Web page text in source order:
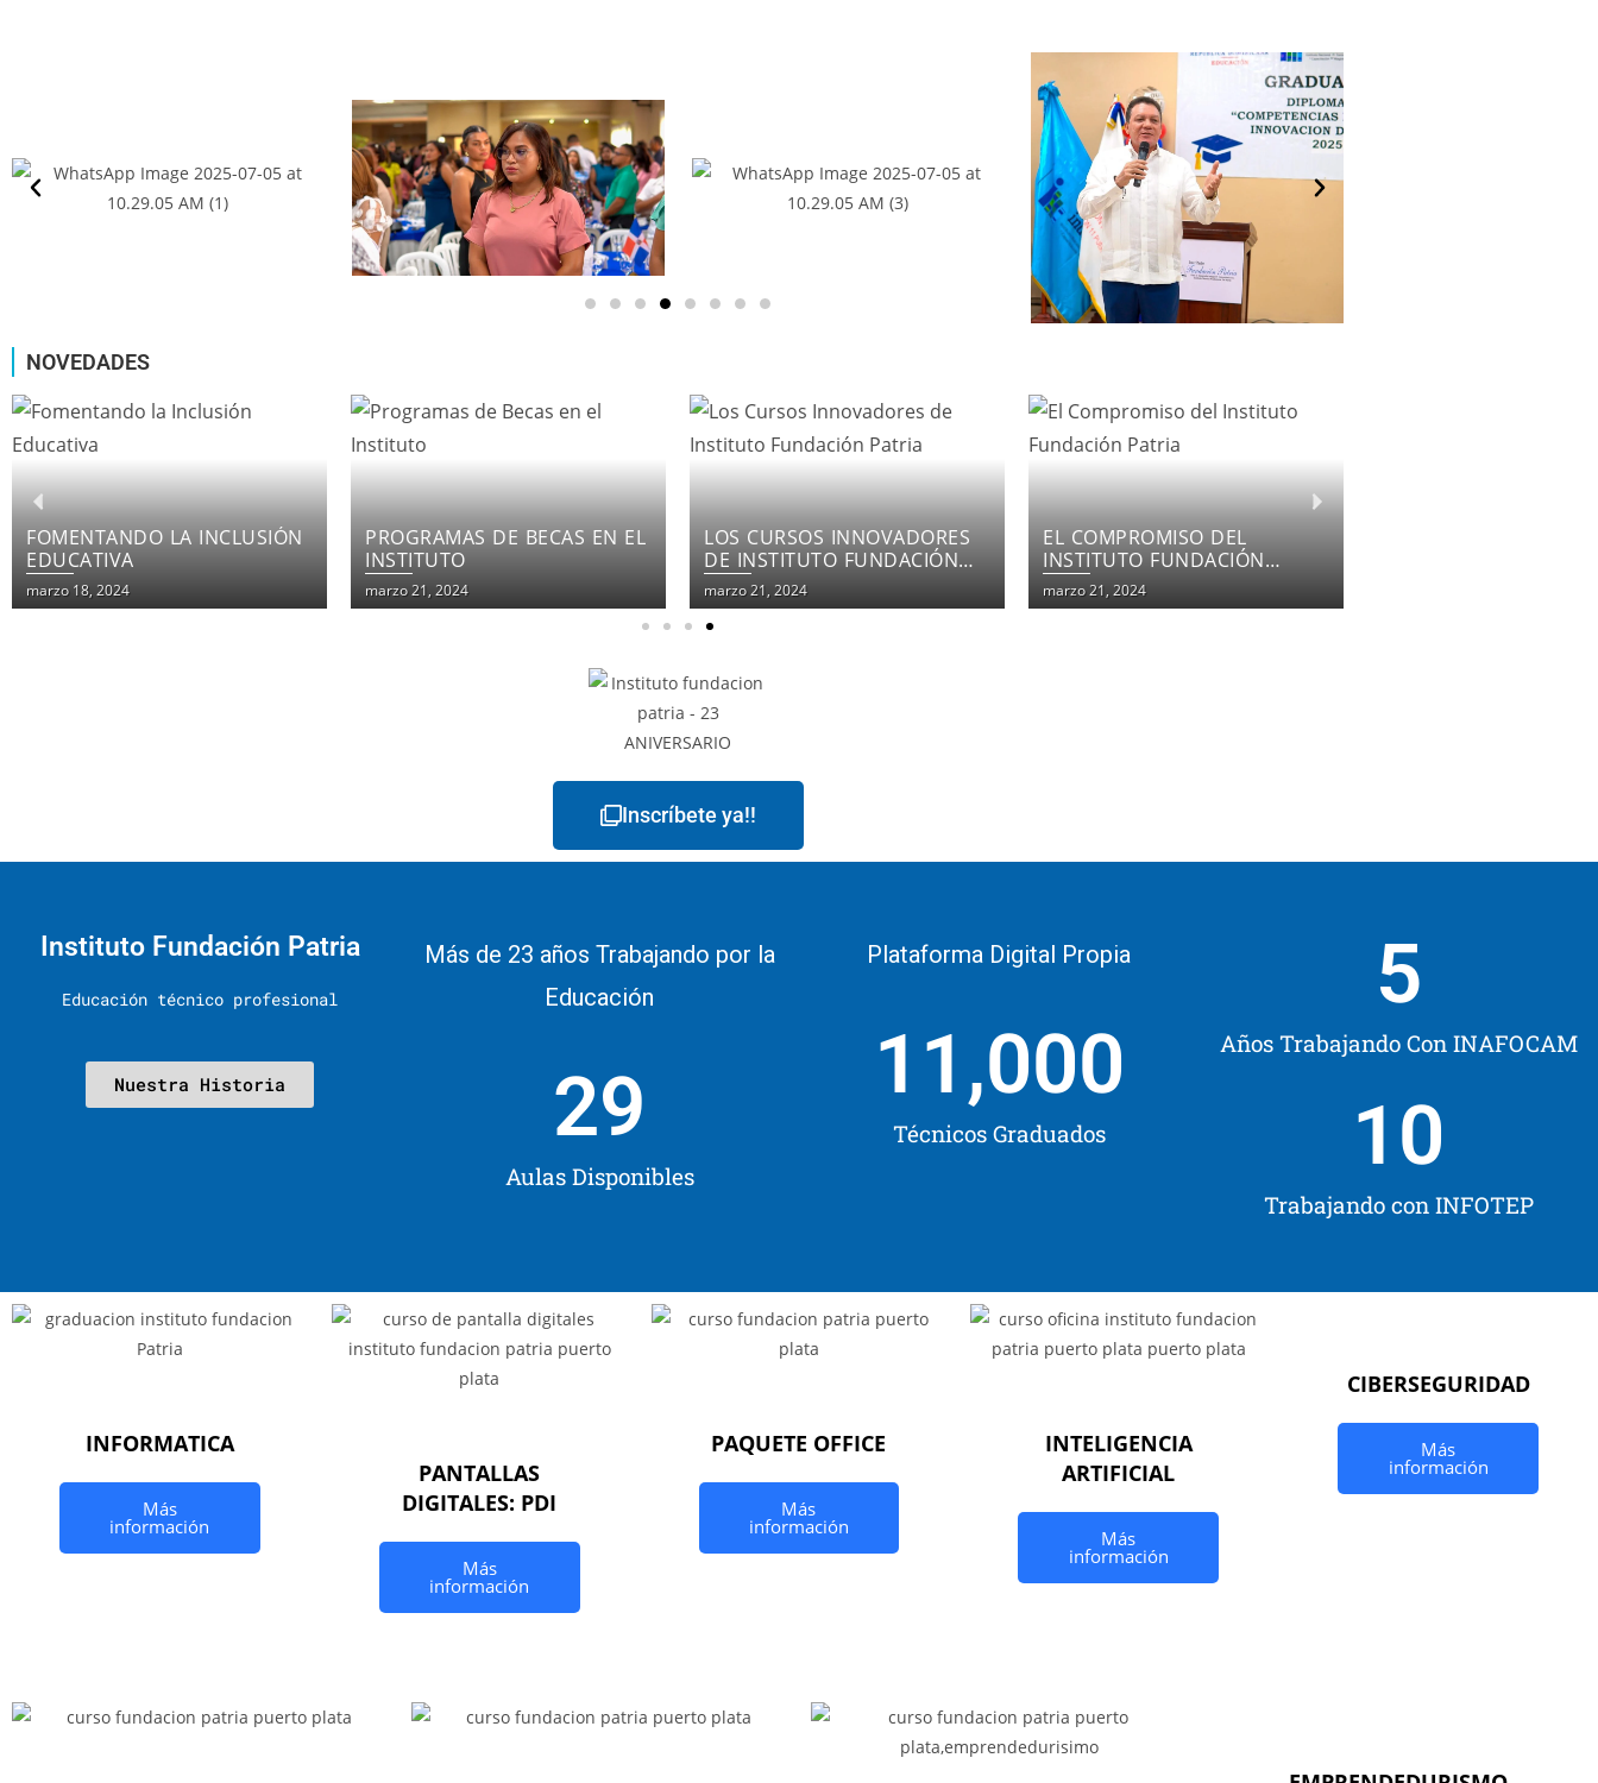
NOVEDADES
PROGRAMAS DE BECAS EN EL
INSTITUTO
marzo 21, 2024
LOS CURSOS INNOVADORES
DE INSTITUTO FUNDACIÓN
PATRIA
marzo 21, 2024
EL COMPROMISO DEL
INSTITUTO FUNDACIÓN
PATRIA
marzo 21, 2024
FOMENTANDO LA INCLUSIÓN
EDUCATIVA
marzo 18, 2024
Inscríbete ya!!
Instituto Fundación Patria
Educación técnico profesional
Nuestra Historia
Más de 23 años Trabajando por la
Educación
Aulas Disponibles
29
Plataforma Digital Propia
Técnicos Graduados
11,000 Años Trabajando Con INAFOCAM
5
Trabajando con INFOTEP
10
INFORMATICA
Más
información
PANTALLAS
DIGITALES: PDI
Más
información
PAQUETE OFFICE
Más
información
INTELIGENCIA
ARTIFICIAL
Más
información
CIBERSEGURIDAD
Más
información